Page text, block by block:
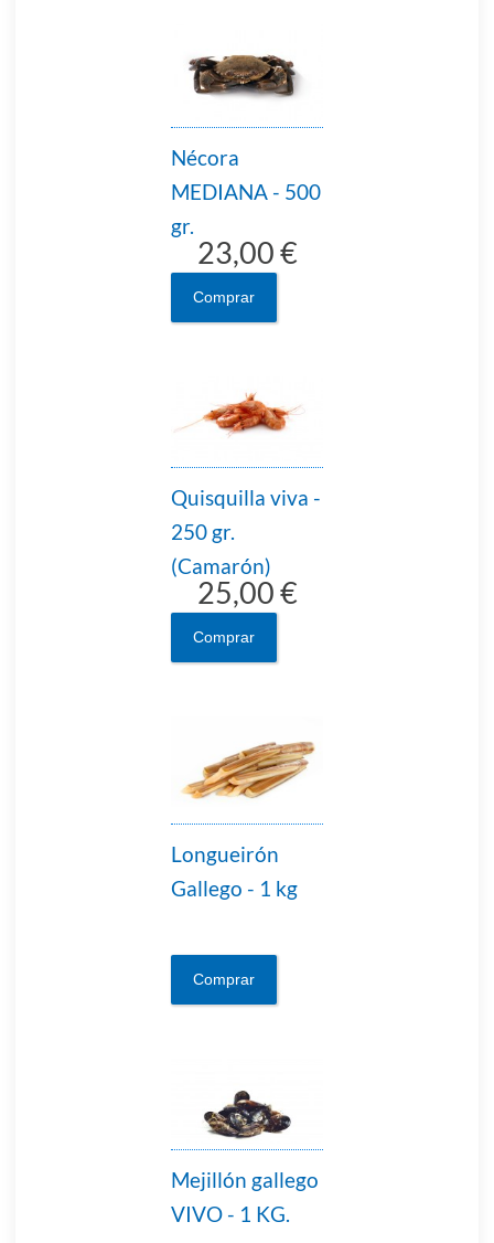
Nécora
MEDIANA - 500
gr.
23,00 €
Comprar
Quisquilla viva -
250 gr.
(Camarón)
25,00 €
Comprar
Longueirón
Gallego - 1 kg
Comprar
Mejillón gallego
VIVO - 1 KG.